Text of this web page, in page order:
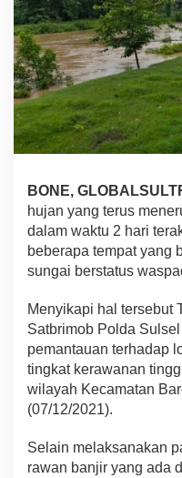
a
c
a
E
k
s
t
e
m
S
R
B
a
t
y
o
n
C
t
o
l
BONE,
hujan yang terus
dalam waktu 2 hari
beberapa tempat yang
sungai berstatus
Menyikapi hal tersebut
Satbrimob Polda
pemantauan terhadap
tingkat kerawanan
wilayah Kecamatan
(07/12/2021).
Selain melaksanakan
rawan banjir yang ada